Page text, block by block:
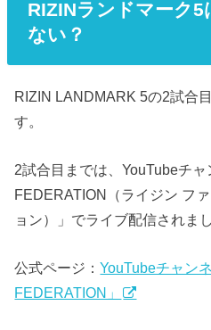
RIZINランドマーク5
ない？
RIZIN LANDMARK 5の2試合
す。
2試合目までは、YouTubeチ
FEDERATION（ライジン フ
ョン）」でライブ配信されまし
公式ページ：YouTubeチャン
FEDERATION」